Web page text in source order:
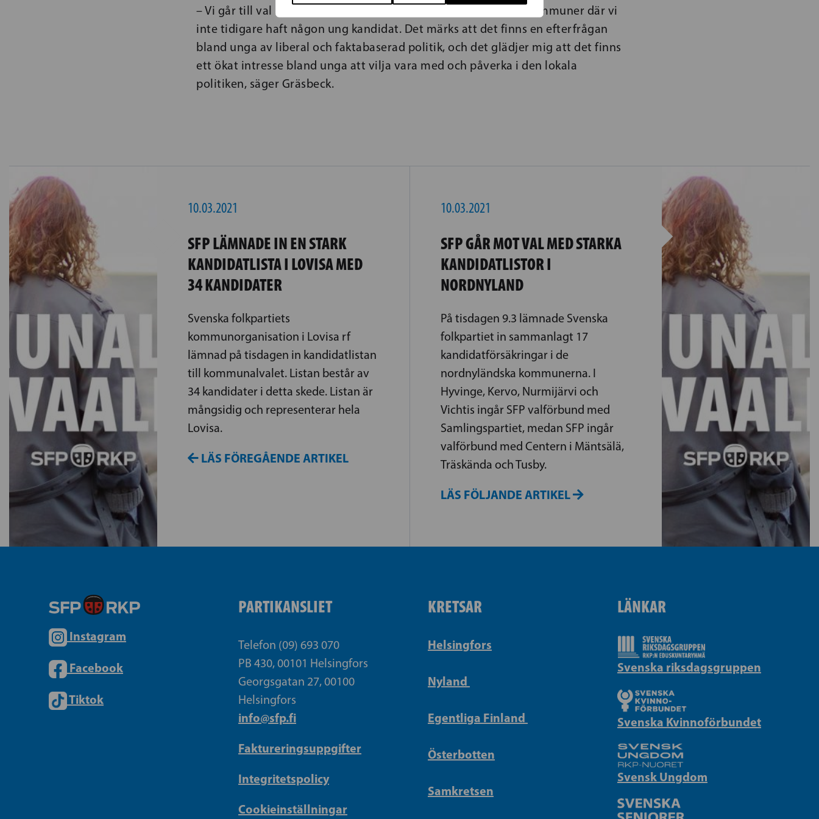
– Vi går till val med rekordmånga unga i kretsen, också i flera kommuner där vi
inte tidigare haft någon ung kandidat. Det märks att det finns en efterfrågan
bland unga av liberal och faktabaserad politik, och det glädjer mig att det finns
ett ökat intresse bland unga att vilja vara med och påverka i den lokala
politiken, säger Gräsbeck.
10.03.2021
SFP LÄMNADE IN EN STARK
KANDIDATLISTA I LOVISA MED
34 KANDIDATER
Svenska folkpartiets
kommunorganisation i Lovisa rf
lämnad på tisdagen in kandidatlistan
till kommunalvalet. Listan består av
34 kandidater i detta skede. Listan är
mångsidig och representerar hela
Lovisa.
LÄS FÖREGÅENDE ARTIKEL
10.03.2021
SFP GÅR MOT VAL MED STARKA
KANDIDATLISTOR I
NORDNYLAND
På tisdagen 9.3 lämnade Svenska
folkpartiet in sammanlagt 17
kandidatförsäkringar i de
nordnyländska kommunerna. I
Hyvinge, Kervo, Nurmijärvi och
Vichtis ingår SFP valförbund med
Samlingspartiet, medan SFP ingår
valförbund med Centern i Mäntsälä,
Träskända och Tusby.
LÄS FÖLJANDE ARTIKEL
Instagram
Facebook
Tiktok
PARTIKANSLIET
Telefon (09) 693 070
PB 430, 00101 Helsingfors
Georgsgatan 27, 00100
Helsingfors
info@sfp.fi
Faktureringsuppgifter
Integritetspolicy
Cookieinställningar
KRETSAR
Helsingfors
Nyland
Egentliga Finland
Österbotten
Samkretsen
LÄNKAR
Svenska riksdagsgruppen
Svenska Kvinnoförbundet
Svensk Ungdom